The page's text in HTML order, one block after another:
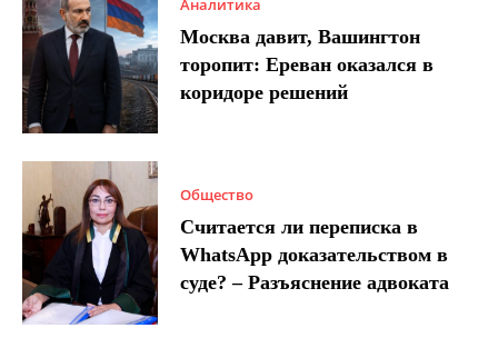
Москва давит, Вашингтон
торопит: Ереван оказался в
коридоре решений
Общество
Считается ли переписка в
WhatsApp доказательством в
суде? – Разъяснение адвоката